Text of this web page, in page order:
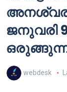
അനശ്വര
ജനുവരി
webdesk